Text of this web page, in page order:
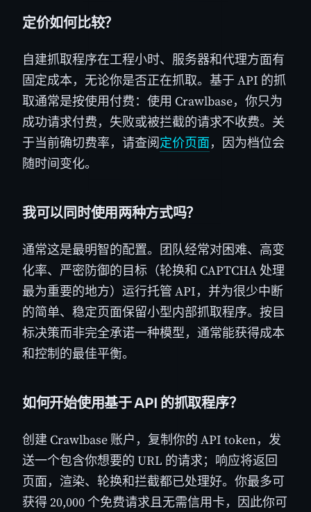
定价如何比较？
自建抓取程序在工程小时、服务器和代理方面有
固定成本，无论你是否正在抓取。基于 API 的抓
取通常是按使用付费：使用 Crawlbase，你只为
成功请求付费，失败或被拦截的请求不收费。关
于当前确切费率，请查阅定价页面，因为档位会
随时间变化。
我可以同时使用两种方式吗？
通常这是最明智的配置。团队经常对困难、高变
化率、严密防御的目标（轮换和 CAPTCHA 处理
最为重要的地方）运行托管 API，并为很少中断
的简单、稳定页面保留小型内部抓取程序。按目
标决策而非完全承诺一种模型，通常能获得成本
和控制的最佳平衡。
如何开始使用基于 API 的抓取程序？
创建 Crawlbase 账户，复制你的 API token，发
送一个包含你想要的 URL 的请求；响应将返回
页面，渲染、轮换和拦截都已处理好。你最多可
获得 20,000 个免费请求且无需信用卡，因此你可